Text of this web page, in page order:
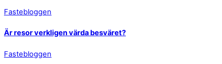
Fastebloggen
Är resor verkligen värda besväret?
Fastebloggen